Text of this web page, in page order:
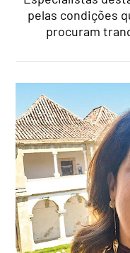
pelas condições
procuram